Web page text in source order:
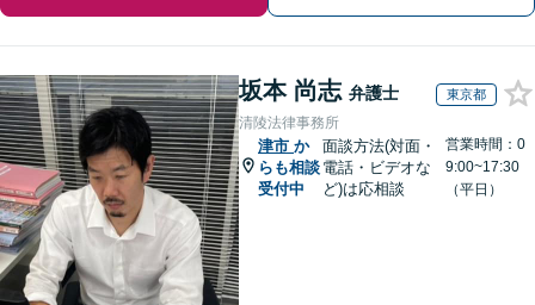
坂本 尚志 弁護士 東京都
清陵法律事務所
津市 か
らも相談
受付中
面談方法(対面・
電話・ビデオな
ど)は応相談
営業時間：0
9:00~17:30
（平日）